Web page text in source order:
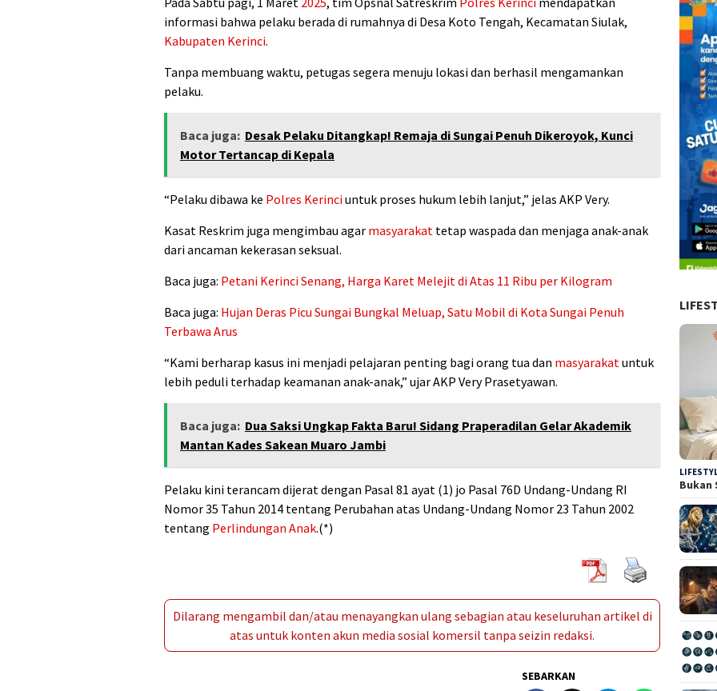
informasi bahwa pelaku berada di rumahnya di Desa Koto Tengah, Kecamatan Siulak,
Kabupaten Kerinci.
Tanpa membuang waktu, petugas segera menuju lokasi dan berhasil mengamankan
pelaku.
Baca juga: Desak Pelaku Ditangkap! Remaja di Sungai Penuh Dikeroyok, Kunci
Motor Tertancap di Kepala
“Pelaku dibawa ke Polres Kerinciuntuk proses hukum lebih lanjut,” jelas AKP Very.
Kasat Reskrim juga mengimbau agar masyarakat tetap waspada dan menjaga anak-anak
dari ancaman kekerasan seksual.
Baca juga: Petani Kerinci Senang, Harga Karet Melejit di Atas 11 Ribu per Kilogram
Baca juga: Hujan Deras Picu Sungai Bungkal Meluap, Satu Mobil di Kota Sungai Penuh
Terbawa Arus
“Kami berharap kasus ini menjadi pelajaran penting bagi orang tua dan masyarakat untuk
lebih peduli terhadap keamanan anak-anak,” ujar AKP Very Prasetyawan.
Baca juga: Dua Saksi Ungkap Fakta Baru! Sidang Praperadilan Gelar Akademik
Mantan Kades Sakean Muaro Jambi
Pelaku kini terancam dijerat dengan Pasal 81 ayat (1) jo Pasal 76D Undang-Undang RI
Nomor 35 Tahun 2014 tentang Perubahan atas Undang-Undang Nomor 23 Tahun 2002
tentang Perlindungan Anak.(*)
Dilarang mengambil dan/atau menayangkan ulang sebagian atau keseluruhan artikel di
atas untuk konten akun media sosial komersil tanpa seizin redaksi.
SEBARKAN
Bukan